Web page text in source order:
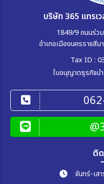
บริษัท 365 แทรเ
1849/9 ถนนร่ว
อำเภอเมืองนครราชสี
Tax ID :
ใบอนุญาตธุรกิจน
ติ
จันทร์-เส